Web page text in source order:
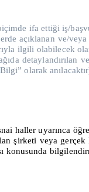
ifa ettiği iş/
açıklanan ve/
ilgili olabilecek
detaylandırılan
olarak
haller uyarınca
şirketi veya
konusunda